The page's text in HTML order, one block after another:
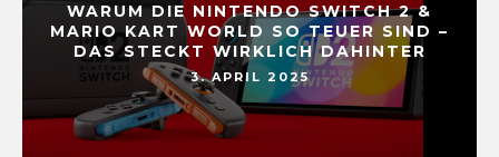
WARUM DIE NINTENDO SWITCH 2 &
MARIO KART WORLD SO TEUER SIND –
DAS STECKT WIRKLICH DAHINTER
3. APRIL 2025